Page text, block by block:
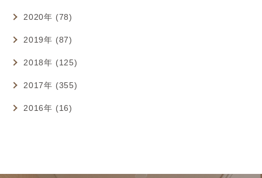
2020年 (78)
2019年 (87)
2018年 (125)
2017年 (355)
2016年 (16)